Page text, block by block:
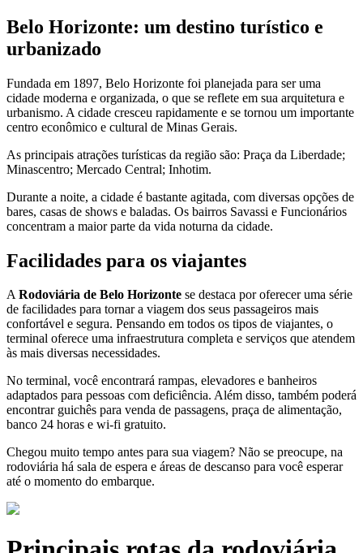
Belo Horizonte: um destino turístico e
urbanizado
Fundada em 1897, Belo Horizonte foi planejada para ser uma
cidade moderna e organizada, o que se reflete em sua arquitetura e
urbanismo. A cidade cresceu rapidamente e se tornou um importante
centro econômico e cultural de Minas Gerais.
As principais atrações turísticas da região são: Praça da Liberdade;
Minascentro; Mercado Central; Inhotim.
Durante a noite, a cidade é bastante agitada, com diversas opções de
bares, casas de shows e baladas. Os bairros Savassi e Funcionários
concentram a maior parte da vida noturna da cidade.
Facilidades para os viajantes
ARodoviária de Belo Horizonte se destaca por oferecer uma série
de facilidades para tornar a viagem dos seus passageiros mais
confortável e segura. Pensando em todos os tipos de viajantes, o
terminal oferece uma infraestrutura completa e serviços que atendem
às mais diversas necessidades.
No terminal, você encontrará rampas, elevadores e banheiros
adaptados para pessoas com deficiência. Além disso, também poderá
encontrar guichês para venda de passagens, praça de alimentação,
banco 24 horas e wi-fi gratuito.
Chegou muito tempo antes para sua viagem? Não se preocupe, na
rodoviária há sala de espera e áreas de descanso para você esperar
até o momento do embarque.